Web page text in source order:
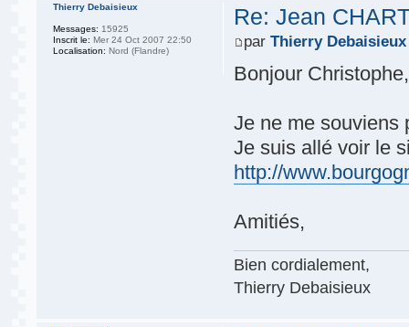
Re: Jean
parThierry Debaisieux
Bonjour Christophe,
Je ne me souviens
Je suis allé voir le
http://
Amitiés,
Bien cordialement,
Thierry Debaisieux
Thierry Debaisieux
Messages: 15925
Inscrit le: Mer 24 Oct 2007 22:50
Localisation: Nord (Flandre)